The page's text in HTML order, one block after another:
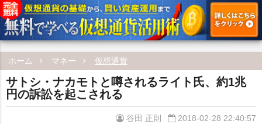
ホーム マネー 仮想通貨
サトシ・ナカモトと噂されるライト氏、約1兆
円の訴訟を起こされる
谷田 正則 2018-02-28 22:40:57